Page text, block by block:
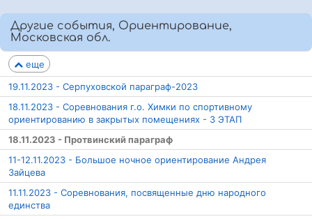
Другие события, Ориентирование,
Московская обл.
еще
19.11.2023 - Серпуховской параграф-2023
18.11.2023 - Соревнования г.о. Химки по спортивному
ориентированию в закрытых помещениях - 3 ЭТАП
18.11.2023 - Протвинский параграф
11-12.11.2023 - Большое ночное ориентирование Андрея
Зайцева
11.11.2023 - Соревнования, посвященные дню народного
единства